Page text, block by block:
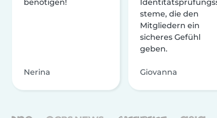
benötigen!
Nerina
steme, die den
Mitgliedern ein
sicheres Gefühl
geben.
Giovanna